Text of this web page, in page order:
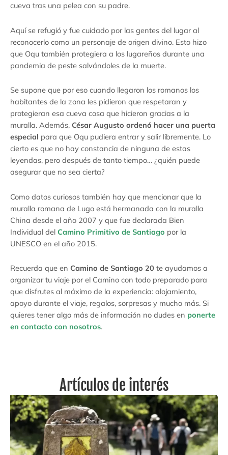
cueva tras una pelea con su padre.
Aquí se refugió y fue cuidado por las gentes del lugar al
reconocerlo como un personaje de origen divino. Esto hizo
que Oqu también protegiera a los lugareños durante una
pandemia de peste salvándoles de la muerte.
Se supone que por eso cuando llegaron los romanos los
habitantes de la zona les pidieron que respetaran y
protegieran esa cueva cosa que hicieron gracias a la
muralla. Además, César Augusto ordenó hacer una puerta
especial para que Oqu pudiera entrar y salir libremente. Lo
cierto es que no hay constancia de ninguna de estas
leyendas, pero después de tanto tiempo… ¿quién puede
asegurar que no sea cierta?
Como datos curiosos también hay que mencionar que la
muralla romana de Lugo está hermanada con la muralla
China desde el año 2007 y que fue declarada Bien
Individual del Camino Primitivo de Santiago por la
UNESCO en el año 2015.
Recuerda que en Camino de Santiago 20 te ayudamos a
organizar tu viaje por el Camino con todo preparado para
que disfrutes al máximo de la experiencia: alojamiento,
apoyo durante el viaje, regalos, sorpresas y mucho más. Si
quieres tener algo más de información no dudes en ponerte
en contacto con nosotros.
Artículos de interés